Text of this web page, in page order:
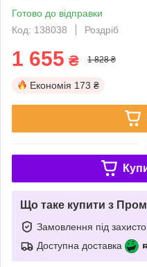
Готово до відправки
Код: 138038
Роздріб
1 655 ₴ 1 828 ₴
Економія 173 ₴
Що таке купити з
Замовлення під
Доступна доставка